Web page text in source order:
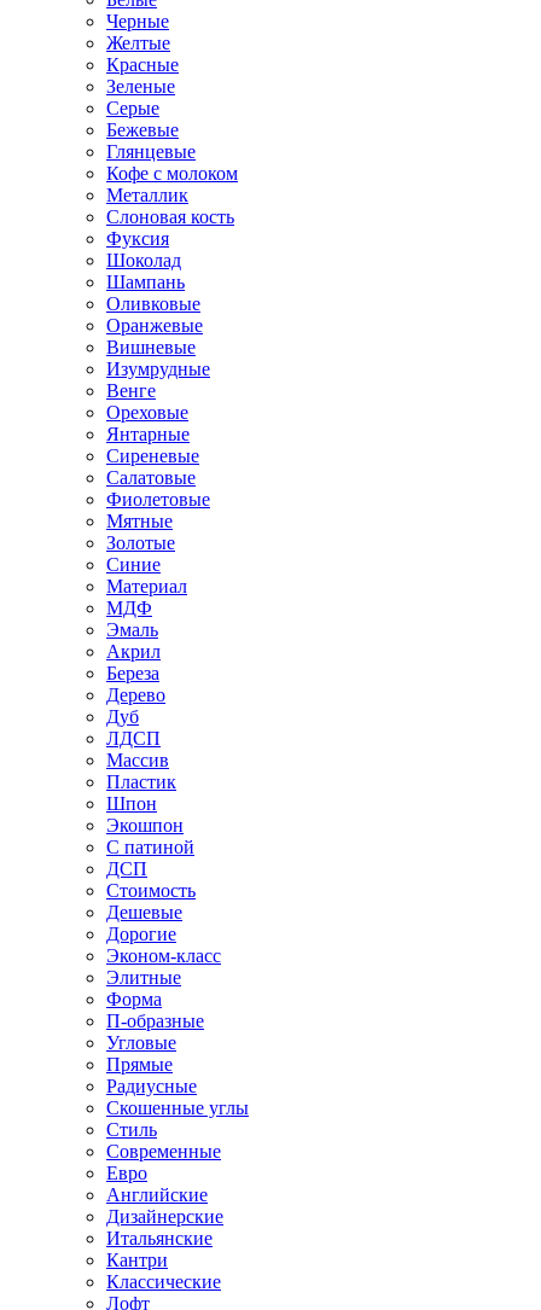
Черные
Желтые
Красные
Зеленые
Серые
Бежевые
Глянцевые
Кофе с молоком
Металлик
Слоновая кость
Фуксия
Шоколад
Шампань
Оливковые
Оранжевые
Вишневые
Изумрудные
Венге
Ореховые
Янтарные
Сиреневые
Салатовые
Фиолетовые
Мятные
Золотые
Синие
Материал
МДФ
Эмаль
Акрил
Береза
Дерево
Дуб
ЛДСП
Массив
Пластик
Шпон
Экошпон
С патиной
ДСП
Стоимость
Дешевые
Дорогие
Эконом-класс
Элитные
Форма
П-образные
Угловые
Прямые
Радиусные
Скошенные углы
Стиль
Современные
Евро
Английские
Дизайнерские
Итальянские
Кантри
Классические
Лофт